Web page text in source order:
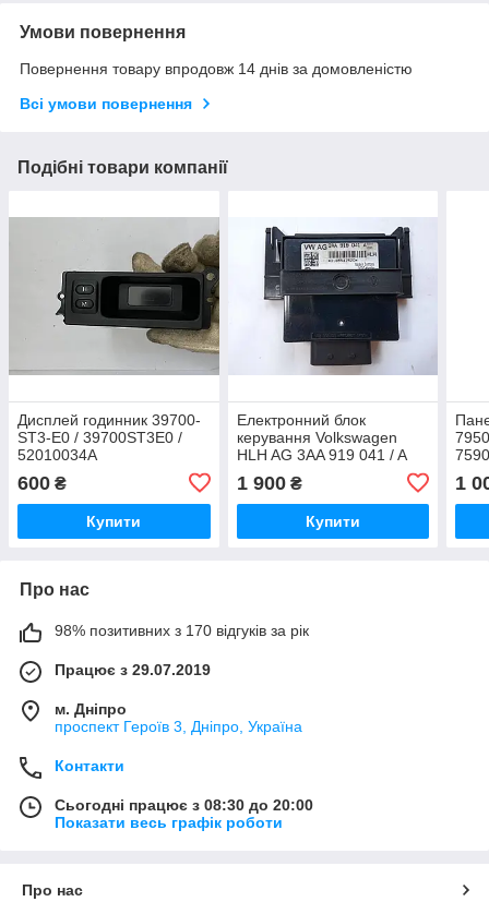
Умови повернення
Повернення товару впродовж 14 днів за домовленістю
Всі умови повернення
Подібні товари компанії
Дисплей годинник 39700-
ST3-E0 / 39700ST3E0 /
52010034A
600 ₴
Купити
Електронний блок
керування Volkswagen
HLH AG 3AA 919 041 / A
024 / 061 / 7EO 971 502 B
1 900₴
Купити
1
Про нас
98% позитивних з 170 відгуків за рік
Працює з 29.07.2019
м. Дніпро
проспект Героїв 3, Дніпро, Україна
Контакти
Сьогодні працює з 08:30 до 20:00
Показати весь графік роботи
Про нас